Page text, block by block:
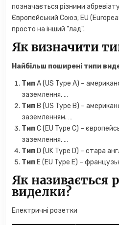
позначається різними
Європейський Союз; EU
просто на інший "лад".
Як визначити
Найбільш поширені типи
Тип A (US Type A) –
заземлення. …
Тип B (US Type B) –
заземленням. …
Тип C (EU Type C) –
заземлення. …
Тип D (UK Type D) – стара
Тип E (EU Type E) –
Як називається
виделки?
Електричні розетки